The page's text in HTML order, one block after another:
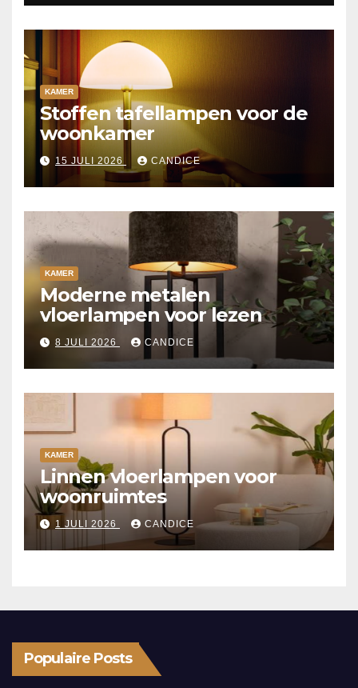
KAMER
Stoffen tafellampen voor de
woonkamer
15 JULI 2026 CANDICE
KAMER
Moderne metalen
vloerlampen voor lezen
8 JULI 2026 CANDICE
KAMER
Linnen vloerlampen voor
woonruimtes
1 JULI 2026 CANDICE
Populaire Posts